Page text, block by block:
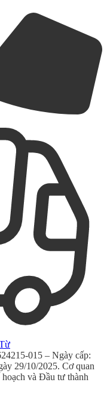
015 – Ngày cấp:
29/10/2025. Cơ quan
và Đầu tư thành